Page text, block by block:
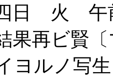
日 火 午
再ビ賢〔
ヨルノ写